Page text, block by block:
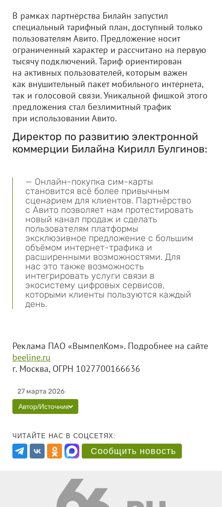
В рамках партнёрства Билайн запустил
специальный тарифный план, доступный только
пользователям Авито. Предложение носит
ограниченный характер и рассчитано на первую
тысячу подключений. Тариф ориентирован
на активных пользователей, которым важен
как внушительный пакет мобильного интернета,
так и голосовой связи. Уникальной фишкой этого
предложения стал безлимитный трафик
при использовании Авито.
Директор по развитию электронной
коммерции Билайна Кирилл Булгинов:
— Онлайн-покупка сим-карты
становится всё более привычным
сценарием для клиентов. Партнёрство
с Авито позволяет нам протестировать
новый канал продаж и сделать
пользователям платформы
эксклюзивное предложение с большим
объёмом интернет-трафика и
расширенными возможностями. Для
нас это также возможность
интегрировать услуги связи в
экосистему цифровых сервисов,
которыми клиенты пользуются каждый
день.
Реклама ПАО «ВымпелКом». Подробнее на сайте
beeline.ru
г. Москва, ОГРН 1027700166636
27 марта 2026
Автор/Источник
ЧИТАЙТЕ НАС В СОЦСЕТЯХ:
Сообщить новость